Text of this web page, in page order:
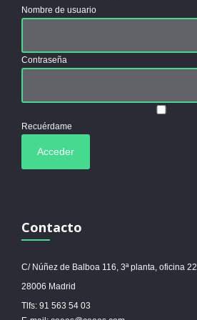
Nombre de usuario
Contraseña
Recuérdame
Contacto
C/ Núñez de Balboa 116, 3ª planta, oficina 22
28006 Madrid
Tlfs: 91 563 54 03